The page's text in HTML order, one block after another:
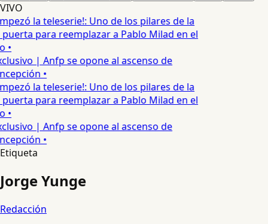
VIVO
la teleserie!: Uno de los pilares de la
puerta para reemplazar a Pablo Milad en el
•
| Anfp se opone al ascenso de
•
la teleserie!: Uno de los pilares de la
puerta para reemplazar a Pablo Milad en el
•
| Anfp se opone al ascenso de
•
Etiqueta
Jorge Yunge
Redacción